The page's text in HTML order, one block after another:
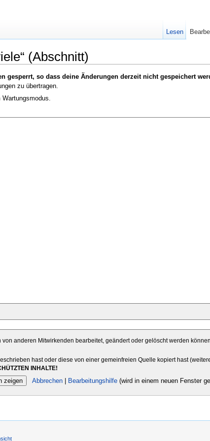
(Abschnitt)
gesperrt, so dass deine Änderungen derzeit nicht gespeichert
zu übertragen.
anderen Mitwirkenden bearbeitet, geändert oder gelöscht werden
hast oder diese von einer gemeinfreien Quelle kopiert hast
INHALTE!
Abbrechen| Bearbeitungshilfe(wird in einem neuen Fenster
Lesen